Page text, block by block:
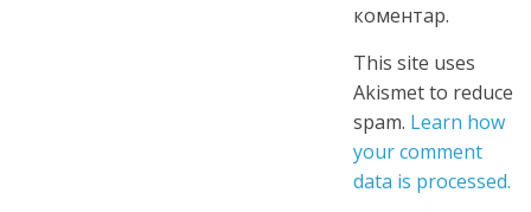
коментар.
This site uses
Akismet to reduce
spam. Learn how
your comment
data is processed.